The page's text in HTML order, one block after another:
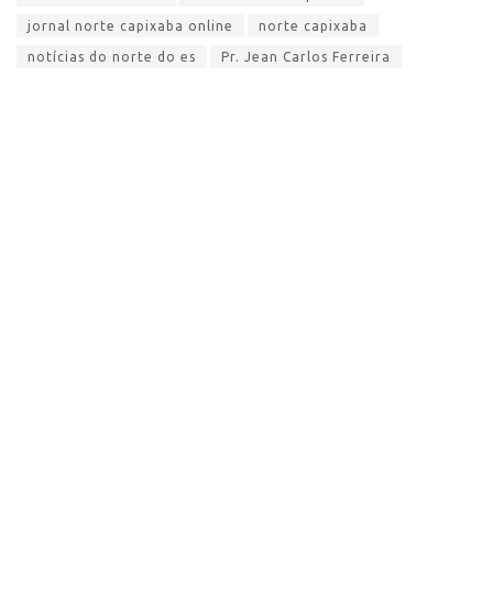
jornal norte capixaba online norte capixaba
notícias do norte do es Pr. Jean Carlos Ferreira